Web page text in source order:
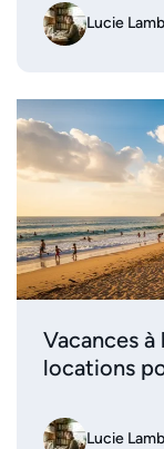
Lucie
Vacances
locations
Lucie